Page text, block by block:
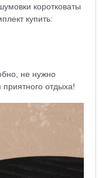
коротковаты
купить:
не нужно
отдыха!